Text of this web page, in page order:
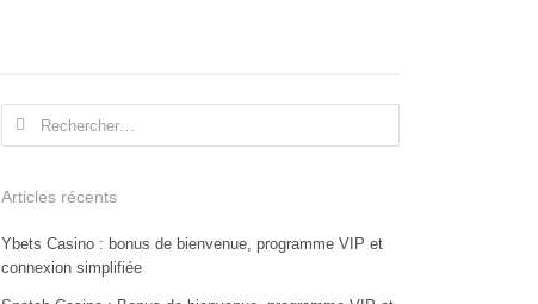
Rechercher :
Articles récents
Ybets Casino : bonus de bienvenue, programme VIP et
connexion simplifiée